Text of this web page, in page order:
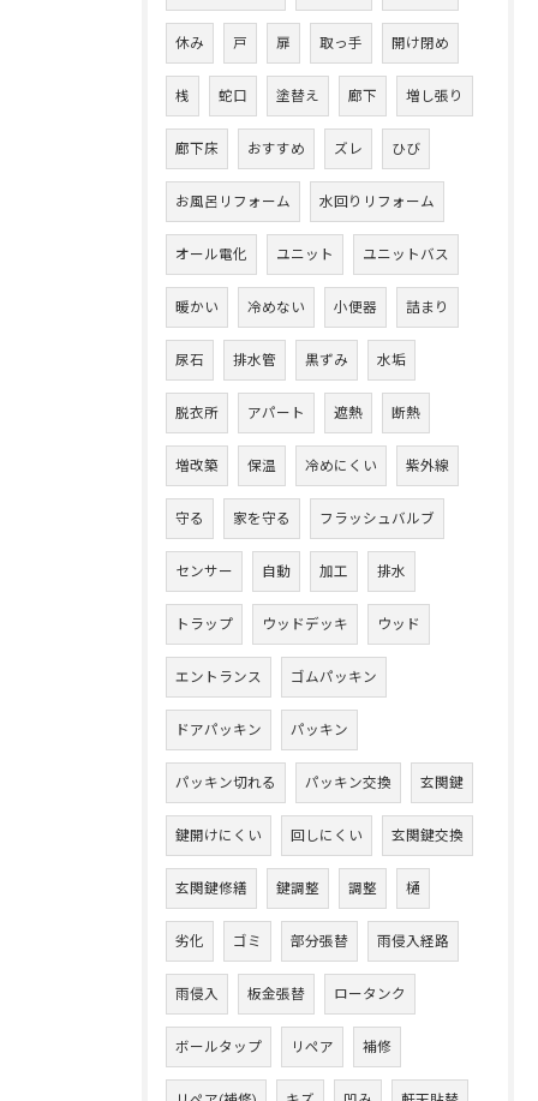
休み 戸 扉 取っ手 開け閉め
桟 蛇口 塗替え 廊下 増し張り
廊下床 おすすめ ズレ ひび
お風呂リフォーム 水回りリフォーム
オール電化 ユニット ユニットバス
暖かい 冷めない 小便器 詰まり
尿石 排水管 黒ずみ 水垢
脱衣所 アパート 遮熱 断熱
増改築 保温 冷めにくい 紫外線
守る 家を守る フラッシュバルブ
センサー 自動 加工 排水
トラップ ウッドデッキ ウッド
エントランス ゴムパッキン
ドアパッキン パッキン
パッキン切れる パッキン交換 玄関鍵
鍵開けにくい 回しにくい 玄関鍵交換
玄関鍵修繕 鍵調整 調整 樋
劣化 ゴミ 部分張替 雨侵入経路
雨侵入 板金張替 ロータンク
ボールタップ リペア 補修